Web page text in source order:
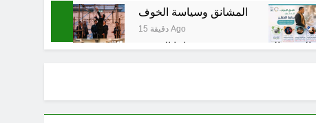
المشانق وسياسة الخوف
15 دقيقة Ago
والاحزاب والمليشيات والاذرع